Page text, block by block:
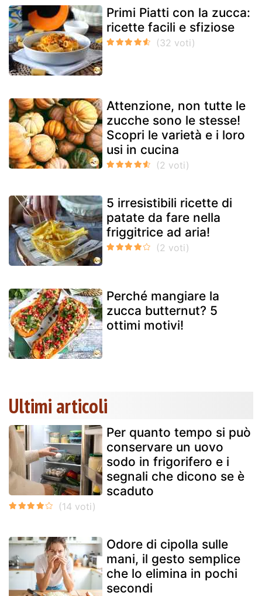
Primi Piatti con la zucca:
ricette facili e sfiziose
Attenzione, non tutte le
zucche sono le stesse!
Scopri le varietà e i loro
usi in cucina
5 irresistibili ricette di
patate da fare nella
friggitrice ad aria!
Perché mangiare la
zucca butternut? 5
ottimi motivi!
Ultimi articoli
Per quanto tempo si può
conservare un uovo
sodo in frigorifero e i
segnali che dicono se è
scaduto
Odore di cipolla sulle
mani, il gesto semplice
che lo elimina in pochi
secondi